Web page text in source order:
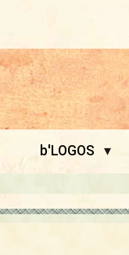
b'LOGOS ▾